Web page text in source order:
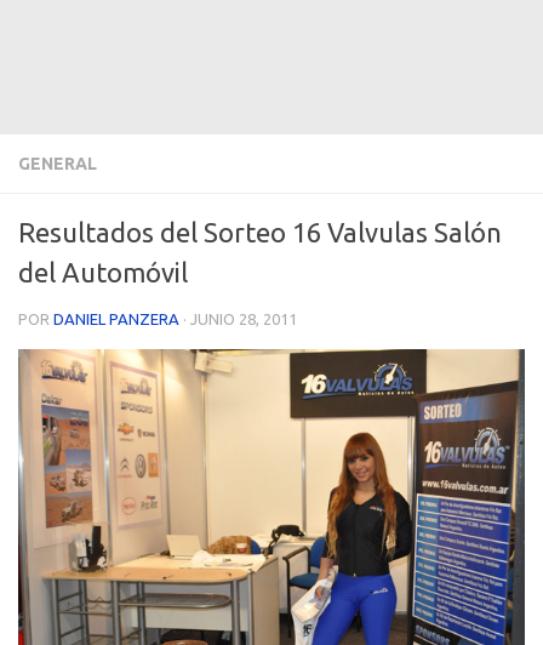
GENERAL
Resultados del Sorteo 16 Valvulas Salón
del Automóvil
POR DANIEL PANZERA · JUNIO 28, 2011